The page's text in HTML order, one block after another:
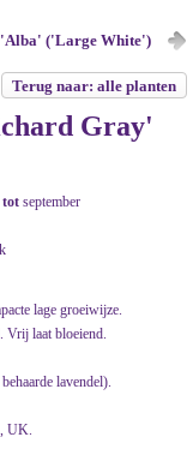
('Large White')
Terug naar: alle planten
Gray'
tot september
lage groeiwijze.
Vrij laat bloeiend.
lavendel).
UK.